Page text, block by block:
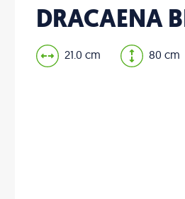
DRACAENA
21.0 cm 80 cm